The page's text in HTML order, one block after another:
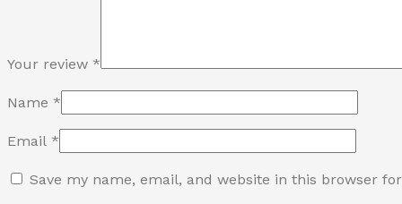
Your review *
Name *
Email *
Save my name, email, and website in this browser